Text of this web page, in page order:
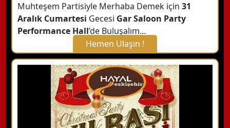
Muhteşem Partisiyle Merhaba Demek için 31
Aralık Cumartesi Gecesi Gar Saloon Party
Performance Hall’de Buluşalım…
Hemen Ulaşın !
X Kapat
WhatsApp ile Bilgi Alın
Hemen Arayın